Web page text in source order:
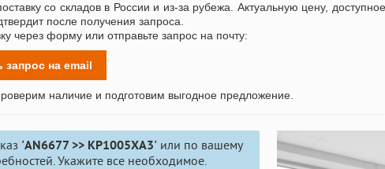
со складов в России и из-за рубежа. Актуальную цену, доступное
после получения запроса.
через форму или отправьте запрос на почту:
запрос на email
наличие и подготовим выгодное предложение.
'AN6677 >> КР1005ХА3' или по вашему
Укажите все необходимое.